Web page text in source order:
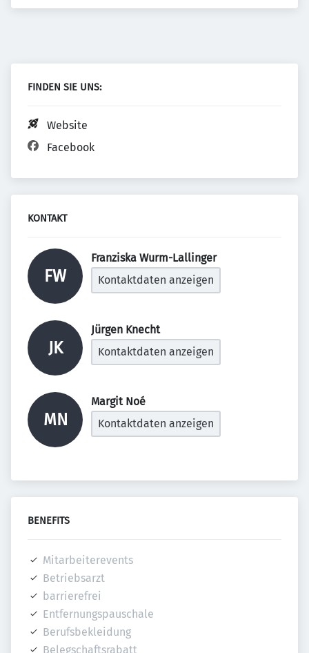
FINDEN SIE UNS:
Website
Facebook
KONTAKT
FW
Franziska Wurm-Lallinger
Kontaktdaten anzeigen
JK
Jürgen Knecht
Kontaktdaten anzeigen
MN
Margit Noé
Kontaktdaten anzeigen
BENEFITS
Mitarbeiterevents
Betriebsarzt
barrierefrei
Entfernungspauschale
Berufsbekleidung
Belegschaftsrabatt